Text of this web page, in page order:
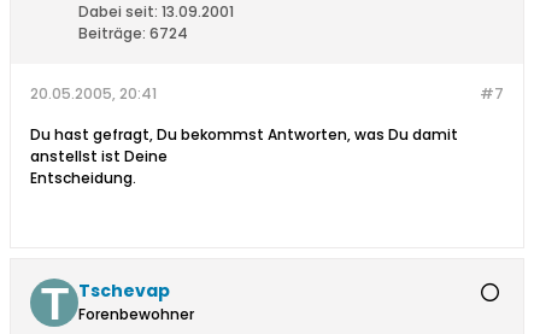
Dabei seit: 13.09.2001
Beiträge: 6724
#7
20.05.2005, 20:41
Du hast gefragt, Du bekommst Antworten, was Du damit
anstellst ist Deine
Entscheidung.
Tschevap
Forenbewohner